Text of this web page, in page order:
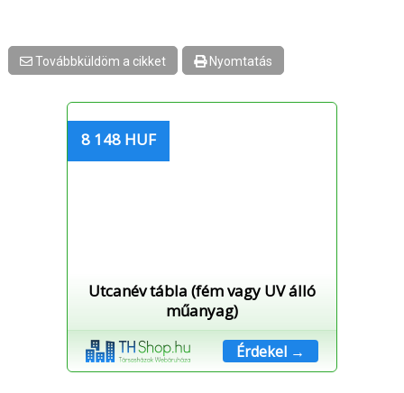
Továbbküldöm a cikket Nyomtatás
8 148 HUF
Utcanév tábla (fém vagy UV álló
műanyag)
Érdekel →